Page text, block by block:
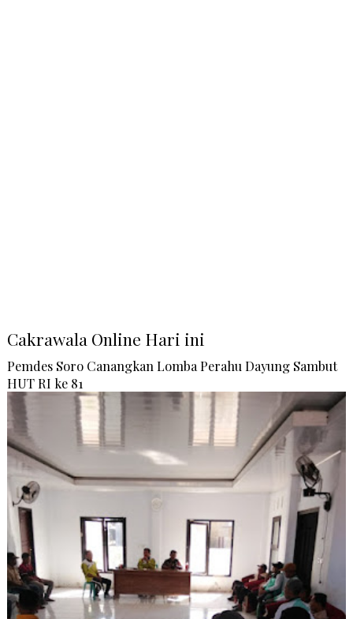
Cakrawala Online Hari ini
Pemdes Soro Canangkan Lomba Perahu Dayung Sambut
HUT RI ke 81